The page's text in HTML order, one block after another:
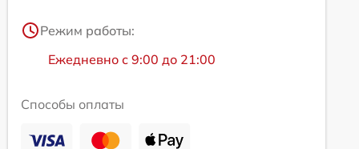
Режим работы:
Ежедневно с 9:00 до 21:00
Способы оплаты